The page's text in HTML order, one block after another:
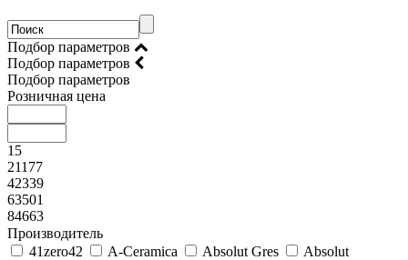
Подбор параметров
Подбор параметров
Подбор параметров
Розничная цена
15
21177
42339
63501
84663
Производитель
41zero42
A-Ceramica Absolut Gres
Absolut